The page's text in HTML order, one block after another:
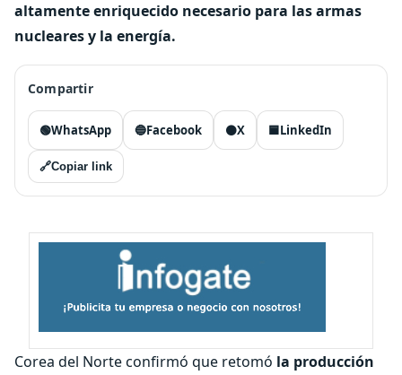
altamente enriquecido necesario para las armas
nucleares y la energía.
Compartir
🟢WhatsApp 🔵Facebook ⚫X 🟦LinkedIn
🔗Copiar link
Corea del Norte confirmó que retomó la producción